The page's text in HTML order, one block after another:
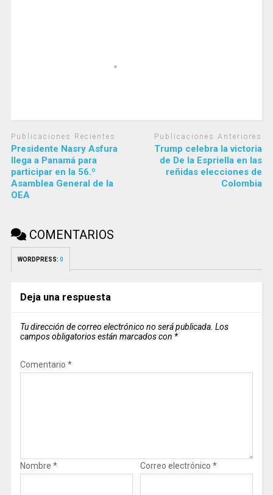
Publicaciones Recientes
Presidente Nasry Asfura
llega a Panamá para
participar en la 56.º
Asamblea General de la
OEA
Publicaciones Anteriores
Trump celebra la victoria
de De la Espriella en las
reñidas elecciones de
Colombia
COMENTARIOS
WORDPRESS: 0
Deja una respuesta
Tu dirección de correo electrónico no será publicada. Los
campos obligatorios están marcados con *
Comentario *
Nombre * Correo electrónico *